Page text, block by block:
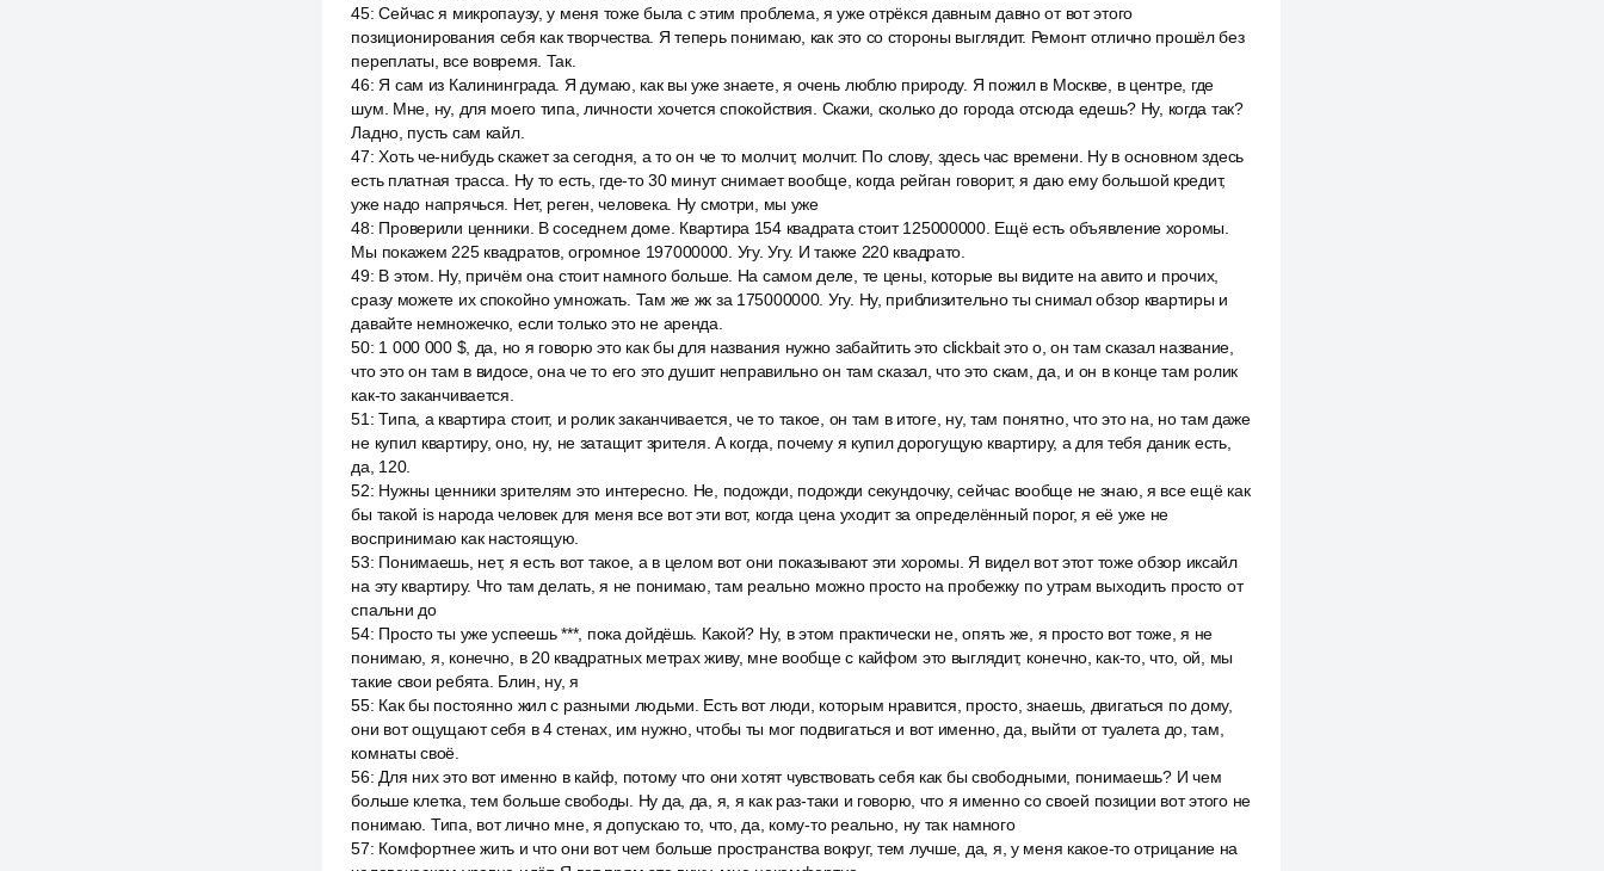
45:Сейчас я микропаузу, у меня тоже была с этим проблема, я уже отрёкся давным давно от вот этого
позиционирования себя как творчества. Я теперь понимаю, как это со стороны выглядит. Ремонт отлично прошёл без
переплаты, все вовремя. Так.
46: Я сам из Калининграда. Я думаю, как вы уже знаете, я очень люблю природу. Я пожил в Москве, в центре, где
шум. Мне, ну, для моего типа, личности хочется спокойствия. Скажи, сколько до города отсюда едешь? Ну, когда так?
Ладно, пусть сам кайл.
47:Хоть че-нибудь скажет за сегодня, а то он че то молчит, молчит. По слову, здесь час времени. Ну в основном здесь
есть платная трасса. Ну то есть, где-то 30 минут снимает вообще, когда рейган говорит, я даю ему большой кредит,
уже надо напрячься. Нет, реген, человека. Ну смотри, мы уже
48: Проверили ценники. В соседнем доме. Квартира 154 квадрата стоит 125000000. Ещё есть объявление хоромы.
Мы покажем 225 квадратов, огромное 197000000. Угу. Угу. И также 220 квадрато.
49: В этом. Ну, причём она стоит намного больше. На самом деле, те цены, которые вы видите на авито и прочих,
сразу можете их спокойно умножать. Там же жк за 175000000. Угу. Ну, приблизительно ты снимал обзор квартиры и
давайте немножечко, если только это не аренда.
50: 1 000 000 $, да, но я говорю это как бы для названия нужно забайтить это clickbait это о, он там сказал название,
что это он там в видосе, она че то его это душит неправильно он там сказал, что это скам, да, и он в конце там ролик
как-то заканчивается.
51 :Типа, а квартира стоит, и ролик заканчивается, че то такое, он там в итоге, ну, там понятно, что это на, но там даже
не купил квартиру, оно, ну, не затащит зрителя. А когда, почему я купил дорогущую квартиру, а для тебя даник есть,
да, 120.
52: Нужны ценники зрителям это интересно. Не, подожди, подожди секундочку, сейчас вообще не знаю, я все ещё как
бы такой is народа человек для меня все вот эти вот, когда цена уходит за определённый порог, я её уже не
воспринимаю как настоящую.
53: Понимаешь, нет, я есть вот такое, а в целом вот они показывают эти хоромы. Я видел вот этот тоже обзор иксайл
на эту квартиру. Что там делать, я не понимаю, там реально можно просто на пробежку по утрам выходить просто от
спальни до
54: Просто ты уже успеешь ***, пока дойдёшь. Какой? Ну, в этом практически не, опять же, я просто вот тоже, я не
понимаю, я, конечно, в 20 квадратных метрах живу, мне вообще с кайфом это выглядит, конечно, как-то, что, ой, мы
такие свои ребята. Блин, ну, я
55: Как бы постоянно жил с разными людьми. Есть вот люди, которым нравится, просто, знаешь, двигаться по дому,
они вот ощущают себя в 4 стенах, им нужно, чтобы ты мог подвигаться и вот именно, да, выйти от туалета до, там,
комнаты своё.
56: Для них это вот именно в кайф, потому что они хотят чувствовать себя как бы свободными, понимаешь? И чем
больше клетка, тем больше свободы. Ну да, да, я, я как раз-таки и говорю, что я именно со своей позиции вот этого не
понимаю. Типа, вот лично мне, я допускаю то, что, да, кому-то реально, ну так намного
57: Комфортнее жить и что они вот чем больше пространства вокруг, тем лучше, да, я, у меня какое-то отрицание на